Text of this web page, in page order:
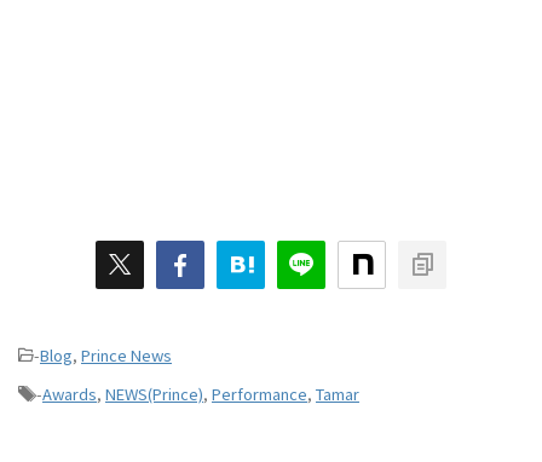
-Blog, Prince News
-Awards, NEWS(Prince), Performance, Tamar